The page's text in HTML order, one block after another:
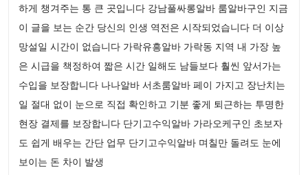
하게 챙겨주는 통 큰 곳입니다 강남풀싸롱알바 룸알바구인 지금
이 글을 보는 순간 당신의 인생 역전은 시작되었습니다 더 이상
망설일 시간이 없습니다 가락유흥알바 가락동 지역 내 가장 높
은 시급을 책정하여 짧은 시간 일해도 남들보다 훨씬 앞서가는
수입을 보장합니다 나나알바 서초룸알바 페이 가지고 장난치는
일 절대 없이 눈으로 직접 확인하고 기분 좋게 퇴근하는 투명한
현장 결제를 보장합니다 단기고수익알바 가라오케구인 초보자
도 쉽게 배우는 간단 업무 단기고수익알바 며칠만 돌려도 눈에
보이는 돈 차이 발생